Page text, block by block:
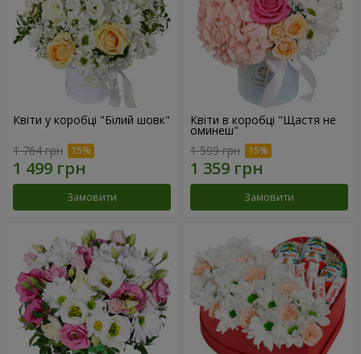
Квіти у коробці "Білий шовк"
1 764 грн
Замовити
Квіти в коробці "Щастя не
оминеш"
1 599 грн
Замовити